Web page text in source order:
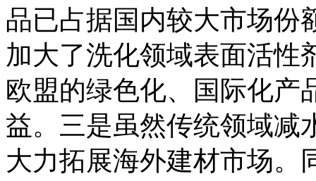
品已占据国内较大市场份
加大了洗化领域表面活性
欧盟的绿色化、国际化产
益。三是虽然传统领域减
大力拓展海外建材市场。